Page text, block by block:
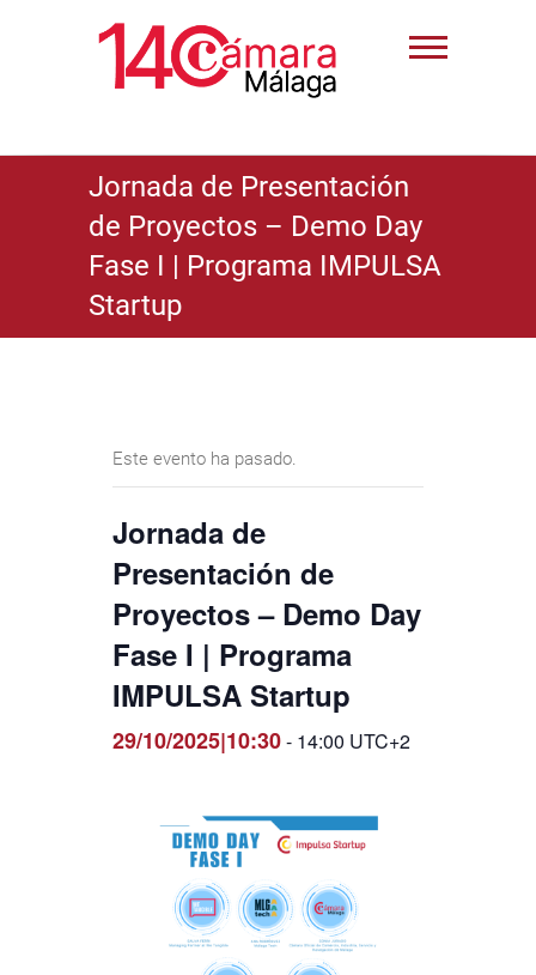
Jornada de Presentación
de Proyectos – Demo Day
Fase I | Programa IMPULSA
Startup
Este evento ha pasado.
Jornada de
Presentación de
Proyectos – Demo Day
Fase I | Programa
IMPULSA Startup
29/10/2025|10:30- 14:00 UTC+2